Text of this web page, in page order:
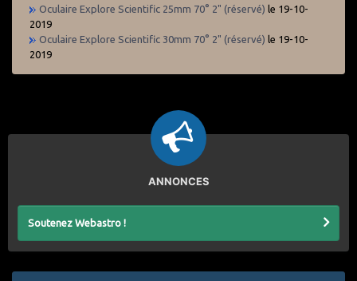
Oculaire Explore Scientific 25mm 70° 2" (réservé) le 19-10-
2019
Oculaire Explore Scientific 30mm 70° 2" (réservé) le 19-10-
2019
ANNONCES
Soutenez Webastro !